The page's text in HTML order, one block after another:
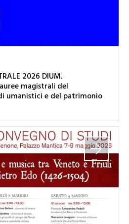
2026 DIUM.
magistrali del
umanistici e del patrimonio